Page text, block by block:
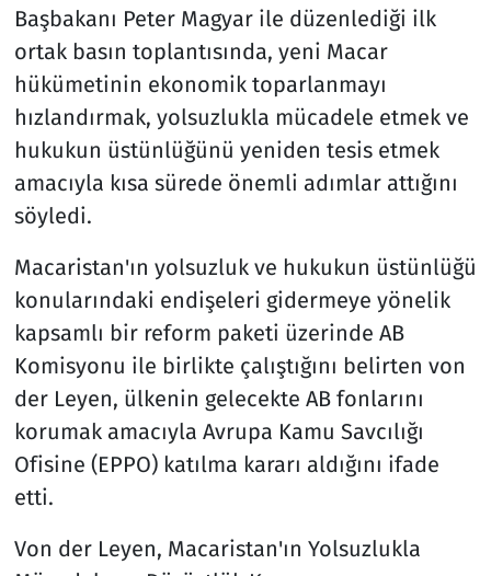
Başbakanı Peter Magyar ile düzenlediği ilk
ortak basın toplantısında, yeni Macar
hükümetinin ekonomik toparlanmayı
hızlandırmak, yolsuzlukla mücadele etmek ve
hukukun üstünlüğünü yeniden tesis etmek
amacıyla kısa sürede önemli adımlar attığını
söyledi.
Macaristan'ın yolsuzluk ve hukukun üstünlüğü
konularındaki endişeleri gidermeye yönelik
kapsamlı bir reform paketi üzerinde AB
Komisyonu ile birlikte çalıştığını belirten von
der Leyen, ülkenin gelecekte AB fonlarını
korumak amacıyla Avrupa Kamu Savcılığı
Ofisine (EPPO) katılma kararı aldığını ifade
etti.
Von der Leyen, Macaristan'ın Yolsuzlukla
Televizyon